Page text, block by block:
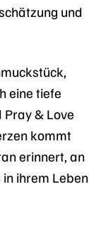
und
eine tiefe
& Love
kommt
erinnert, an
ihrem Leben